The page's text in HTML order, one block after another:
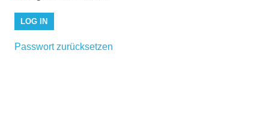
Passwort zurücksetzen